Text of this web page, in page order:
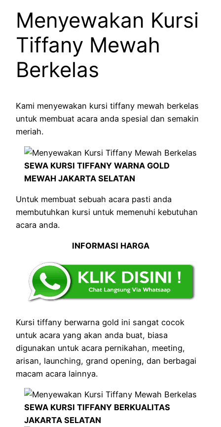
Menyewakan Kursi
Tiffany Mewah
Berkelas
Kami menyewakan kursi tiffany mewah berkelas
untuk membuat acara anda spesial dan semakin
meriah.
SEWA KURSI TIFFANY WARNA GOLD
MEWAH JAKARTA SELATAN
Untuk membuat sebuah acara pasti anda
membutuhkan kursi untuk memenuhi kebutuhan
acara anda.
INFORMASI HARGA
Kursi tiffany berwarna gold ini sangat cocok
untuk acara yang akan anda buat, biasa
digunakan untuk acara pernikahan, meeting,
arisan, launching, grand opening, dan berbagai
macam acara lainnya.
SEWA KURSI TIFFANY BERKUALITAS
JAKARTA SELATAN